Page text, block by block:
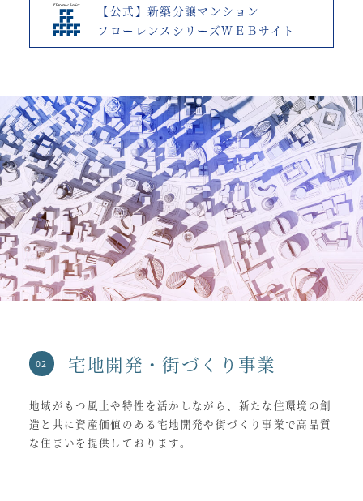
【公式】新築分譲マンション
フローレンスシリーズＷＥＢサイト
宅地開発・街づくり事業
地域がもつ風土や特性を活かしながら、新たな住環境の創
造と共に資産価値のある宅地開発や街づくり事業で高品質
な住まいを提供しております。